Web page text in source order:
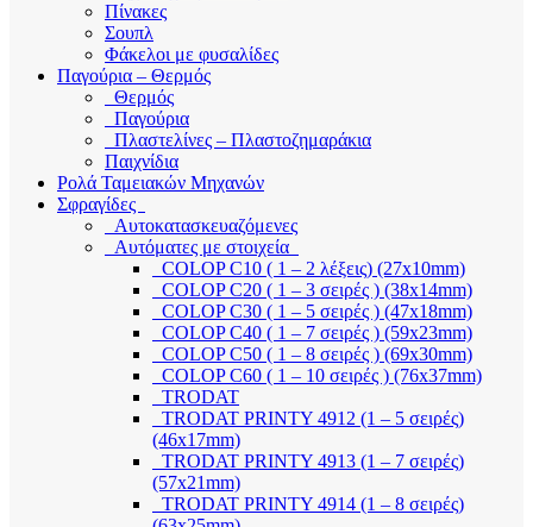
Πίνακες
Σουπλ
Φάκελοι με φυσαλίδες
Παγούρια – Θερμός
Θερμός
Παγούρια
Πλαστελίνες – Πλαστοζημαράκια
Παιχνίδια
Ρολά Ταμειακών Μηχανών
Σφραγίδες
Αυτοκατασκευαζόμενες
Αυτόματες με στοιχεία
COLOP C10 ( 1 – 2 λέξεις) (27x10mm)
COLOP C20 ( 1 – 3 σειρές ) (38x14mm)
COLOP C30 ( 1 – 5 σειρές ) (47x18mm)
COLOP C40 ( 1 – 7 σειρές ) (59x23mm)
COLOP C50 ( 1 – 8 σειρές ) (69x30mm)
COLOP C60 ( 1 – 10 σειρές ) (76x37mm)
TRODAT
TRODAT PRINTY 4912 (1 – 5 σειρές)
(46x17mm)
TRODAT PRINTY 4913 (1 – 7 σειρές)
(57x21mm)
TRODAT PRINTY 4914 (1 – 8 σειρές)